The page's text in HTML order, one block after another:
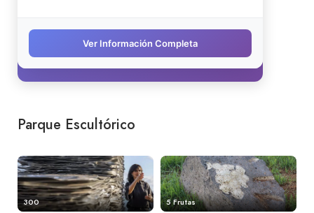
Parque Escultórico
300 5 Frutas